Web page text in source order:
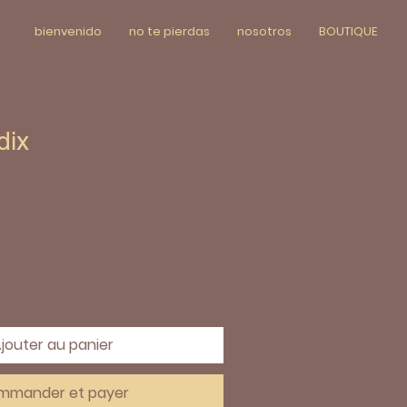
bienvenido no te pierdas nosotros BOUTIQUE
au panier
et payer